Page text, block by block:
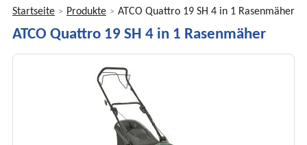
sind
hier
Startseite > Produkte > ATCO Quattro 19 SH 4 in 1 Rasenmäher
ATCO Quattro 19 SH 4 in 1 Rasenmäher